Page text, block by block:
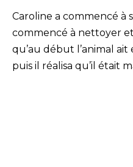
Caroline a commencé à
commencé à nettoyer
qu’au début l’animal
puis il réalisa qu’il était